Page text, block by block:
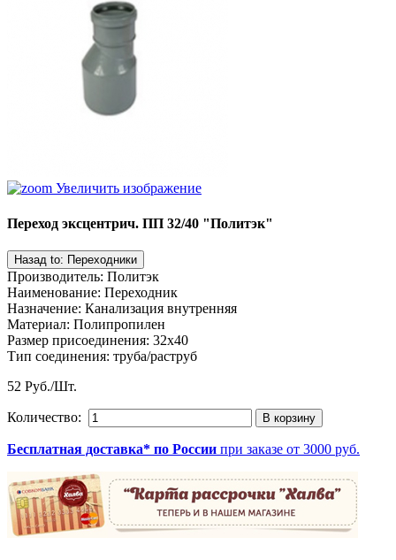
Увеличить изображение
Переход эксцентрич. ПП 32/40 "Политэк"
Производитель: Политэк
Наименование: Переходник
Назначение: Канализация внутренняя
Материал: Полипропилен
Размер присоединения: 32x40
Тип соединения: труба/раструб
52 Руб./Шт.
Количество:
Бесплатная доставка* по России при заказе от 3000 руб.